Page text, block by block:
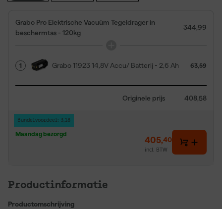
Grabo Pro Elektrische Vacuüm Tegeldrager in
beschermtas - 120kg
344,99
1 Grabo 11923 14,8V Accu/ Batterij - 2,6 Ah 63,59
Originele prijs 408,58
Bundelvoordeel: 3,18
Maandag bezorgd
405,40
incl. BTW
Productinformatie
Productomschrijving